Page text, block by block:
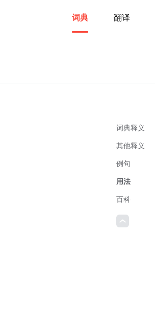
词典 翻译
词典释义
其他释义
例句
用法
百科